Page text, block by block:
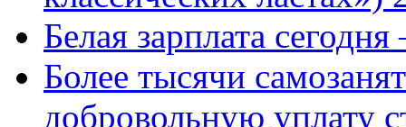
Белая зарплата
Более тысячи
добровольную уплату